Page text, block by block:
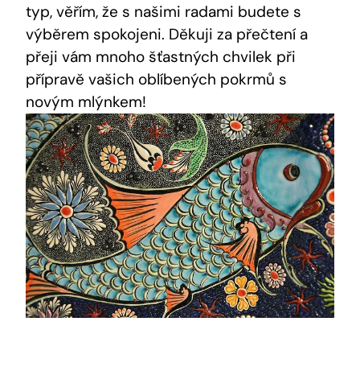
typ, věřím, že s našimi radami budete s
výběrem spokojeni. Děkuji za přečtení a
přeji vám mnoho šťastných chvilek při
přípravě vašich oblíbených pokrmů s
novým mlýnkem!